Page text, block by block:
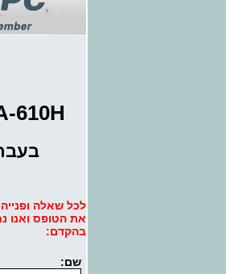
610H
לכל שאלה
את הטופס ואנו
בהקדם: